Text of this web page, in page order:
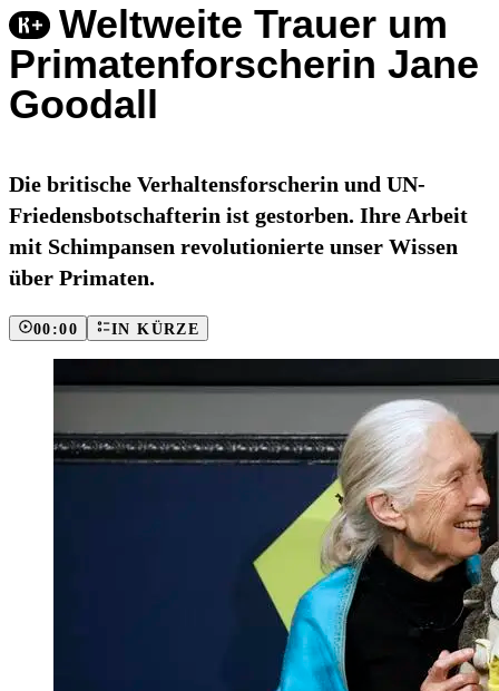
Weltweite Trauer um
Primatenforscherin Jane
Goodall
Die britische Verhaltensforscherin und UN-
Friedensbotschafterin ist gestorben. Ihre Arbeit
mit Schimpansen revolutionierte unser Wissen
über Primaten.
00:00 IN KÜRZE